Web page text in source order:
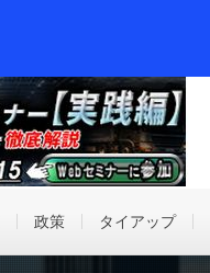
政策 タイアップ